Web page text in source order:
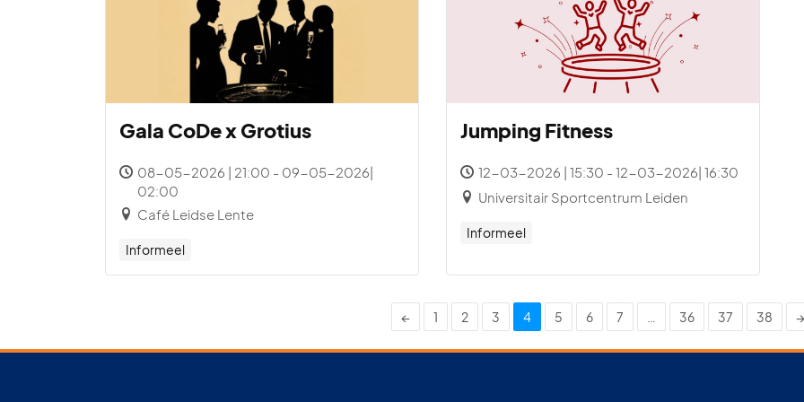
Gala CoDe x Grotius
08-05-2026 | 21:00 - 09-05-2026|
02:00
Café Leidse Lente
Informeel
Jumping Fitness
12-03-2026 | 15:30 - 12-03-2026| 16:30
Universitair Sportcentrum Leiden
Informeel
← 1 2 3 4 5 6 7 36 37 38 →